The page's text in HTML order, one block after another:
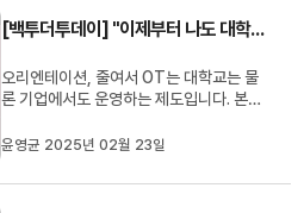
드는데요, 상대적으로 ...
[백투더투데이] "이제부터 나도 대학생" 1994년 영남대 OT
오리엔테이션, 줄여서 OT는 대학교는 물
론 기업에서도 운영하는 제도입니다. 본격
게 되는 경우가 대부분이어서 OT라고 하
게 학교생활을 안내해 주는 프로그램을 뜻
윤영균 2025년 02월 23일